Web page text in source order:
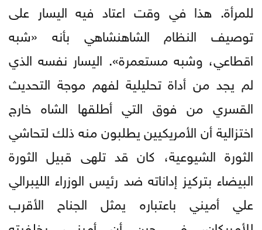
للمرأة. هذا في وقت اعتاد فيه اليسار على
توصيف النظام الشاهنشاهي بأنه «شبه
اقطاعي، وشبه مستعمرة». اليسار نفسه الذي
لم يجد من أداة تحليلية لفهم موجة التحديث
القسري من فوق التي أطلقها الشاه خارج
اختزالية أن الأمريكيين يطلبون منه ذلك لتحاشي
الثورة الشيوعية، كان قد تلهى قبيل الثورة
البيضاء بتركيز إداناته ضد رئيس الوزراء الليبرالي
علي أميني باعتباره يمثل الجناح الأقرب